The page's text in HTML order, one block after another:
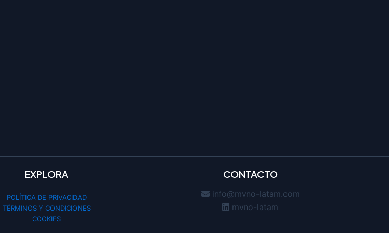
EXPLORA
POLÍTICA DE PRIVACIDAD
TÉRMINOS Y CONDICIONES
COOKIES
CONTACTO
info@mvno-latam.com
mvno-latam